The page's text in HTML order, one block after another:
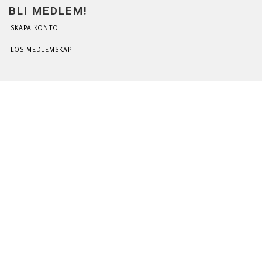
BLI MEDLEM!
SKAPA KONTO
LÖS MEDLEMSKAP